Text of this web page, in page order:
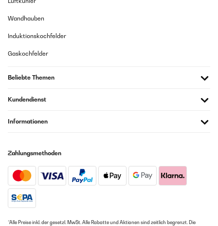
Wandhauben
Induktionskochfelder
Gaskochfelder
Beliebte Themen
Kundendienst
Informationen
Zahlungsmethoden
*Alle Preise inkl. der gesetzl. MwSt. Alle Rabatte und Aktionen sind zeitlich begrenzt. Die